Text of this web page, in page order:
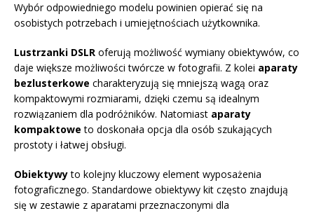
Wybór odpowiedniego modelu powinien opierać się na
osobistych potrzebach i umiejętnościach użytkownika.
Lustrzanki DSLR oferują możliwość wymiany obiektywów, co
daje większe możliwości twórcze w fotografii. Z kolei aparaty
bezlusterkowe charakteryzują się mniejszą wagą oraz
kompaktowymi rozmiarami, dzięki czemu są idealnym
rozwiązaniem dla podróżników. Natomiast aparaty
kompaktowe to doskonała opcja dla osób szukających
prostoty i łatwej obsługi.
Obiektywyto kolejny kluczowy element wyposażenia
fotograficznego. Standardowe obiektywy kit często znajdują
się w zestawie z aparatami przeznaczonymi dla